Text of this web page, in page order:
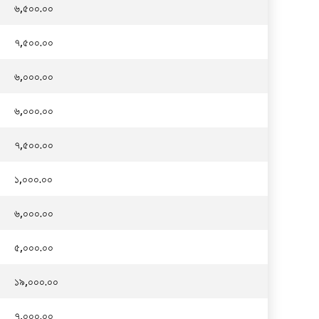
৬,৫০০.০০
৭,৫০০.০০
৬,০০০.০০
৬,০০০.০০
৭,৫০০.০০
১,০০০.০০
৬,০০০.০০
৫,০০০.০০
১৯,০০০.০০
৭,০০০.০০